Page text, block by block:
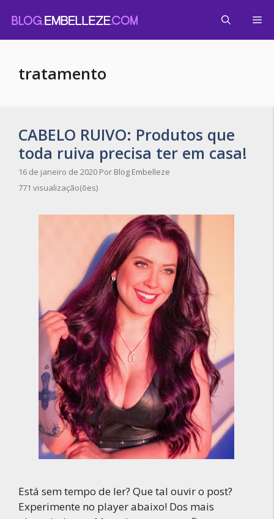
para
o
tratamento
CABELO RUIVO: Produtos que
toda ruiva precisa ter em casa!
16 de janeiro de 2020 Por Blog Embelleze
771 visualização(ões)
Está sem tempo de ler? Que tal ouvir o post?
Experimente no player abaixo! Dos mais